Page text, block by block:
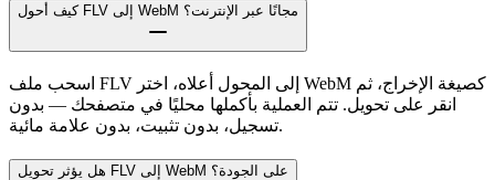
كيف أحول FLV إلى WebM مجانًا عبر الإنترنت؟
اسحب ملف FLV إلى المحول أعلاه، اختر WebM كصيغة الإخراج، ثم
انقر على تحويل. تتم العملية بأكملها محليًا في متصفحك — بدون
تسجيل، بدون تثبيت، بدون علامة مائية.
هل يؤثر تحويل FLV إلى WebM على الجودة؟